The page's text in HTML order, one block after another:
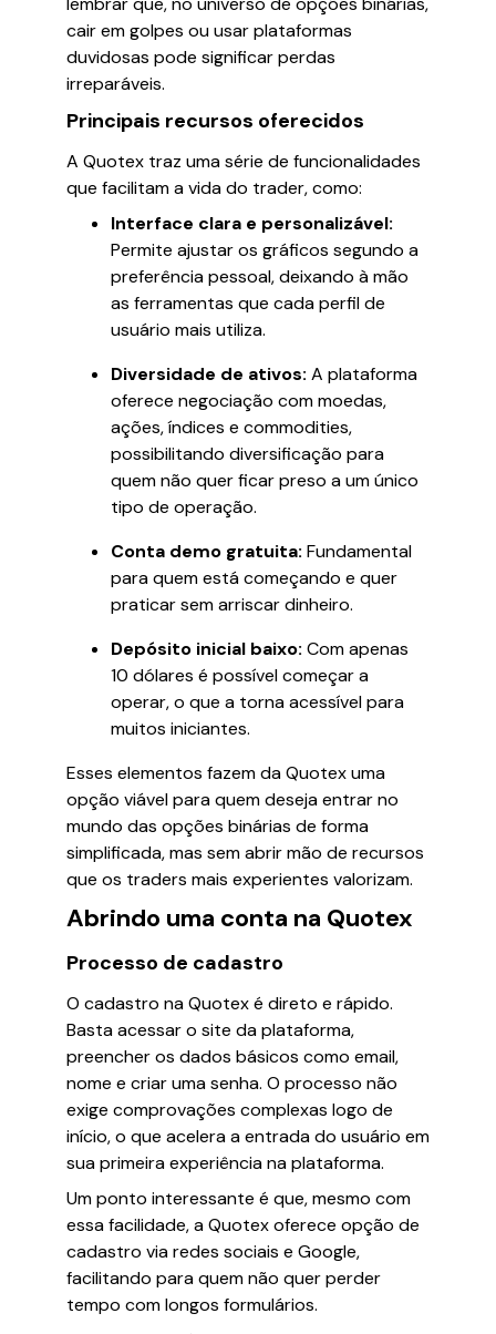
cair em golpes ou usar plataformas
duvidosas pode significar perdas
irreparáveis.
Principais recursos oferecidos
A Quotex traz uma série de funcionalidades
que facilitam a vida do trader, como:
Interface clara e personalizável:
Permite ajustar os gráficos segundo a
preferência pessoal, deixando à mão
as ferramentas que cada perfil de
usuário mais utiliza.
Diversidade de ativos: A plataforma
oferece negociação com moedas,
ações, índices e commodities,
possibilitando diversificação para
quem não quer ficar preso a um único
tipo de operação.
Conta demo gratuita: Fundamental
para quem está começando e quer
praticar sem arriscar dinheiro.
Depósito inicial baixo: Com apenas
10 dólares é possível começar a
operar, o que a torna acessível para
muitos iniciantes.
Esses elementos fazem da Quotex uma
opção viável para quem deseja entrar no
mundo das opções binárias de forma
simplificada, mas sem abrir mão de recursos
que os traders mais experientes valorizam.
Abrindo uma conta na Quotex
Processo de cadastro
O cadastro na Quotex é direto e rápido.
Basta acessar o site da plataforma,
preencher os dados básicos como email,
nome e criar uma senha. O processo não
exige comprovações complexas logo de
início, o que acelera a entrada do usuário em
sua primeira experiência na plataforma.
Um ponto interessante é que, mesmo com
essa facilidade, a Quotex oferece opção de
cadastro via redes sociais e Google,
facilitando para quem não quer perder
tempo com longos formulários.